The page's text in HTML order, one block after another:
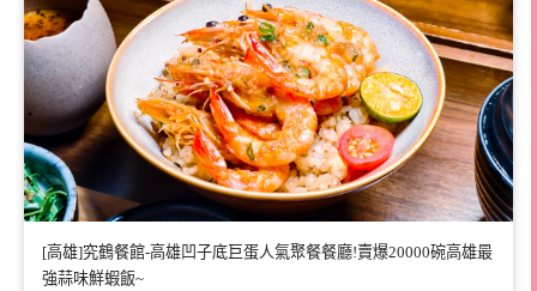
[高雄]究鶴餐館-高雄凹子底巨蛋人氣聚餐餐廳!賣爆20000碗高雄最
強蒜味鮮蝦飯~